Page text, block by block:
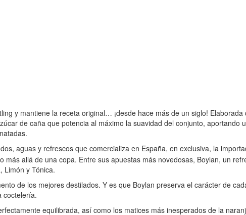
y mantiene la receta original… ¡desde hace más de un siglo!
de caña que potencia al máximo la suavidad del conjunto, aportando
aguas y refrescos que comercializa en España, en exclusiva, la
allá de una copa. Entre sus apuestas más novedosas, Boylan, un
Limón y Tónica.
de los mejores destilados. Y es que Boylan preserva el carácter de
coctelería.
equilibrada, así como los matices más inesperados de la